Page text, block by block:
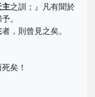
主之訓；』凡有聞於
。
者，則曾見之矣。
矣！